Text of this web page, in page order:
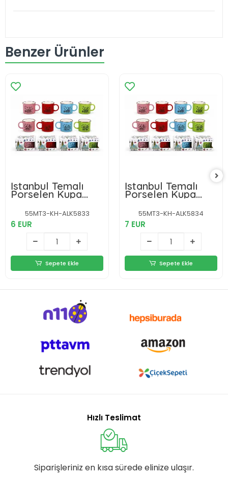
Benzer Ürünler
İstanbul Temalı
Porselen Kupa
Bardak Alk5833
55MT3-KH-ALK5833
6 EUR
Sepete Ekle
İstanbul Temalı
Porselen Kupa
Bardak Alk5834
55MT3-KH-ALK5834
7 EUR
Sepete Ekle
Hızlı Teslimat
Siparişleriniz en kısa sürede elinize ulaşır.